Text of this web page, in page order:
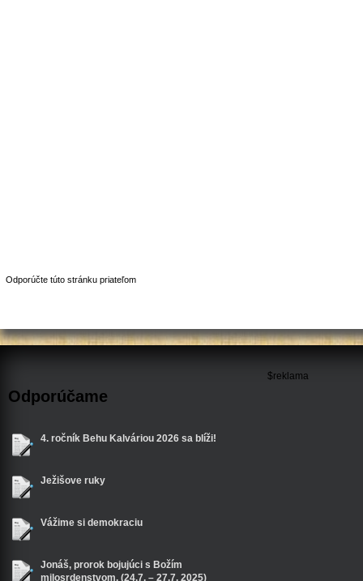
Odporúčte túto stránku priateľom
Odporúčame
4. ročník Behu Kalváriou 2026 sa blíži!
Ježišove ruky
Vážime si demokraciu
Jonáš, prorok bojujúci s Božím
milosrdenstvom. (24.7. – 27.7. 2025)
$reklama